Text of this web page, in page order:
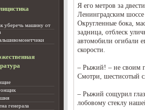
уберечь машину от
генерала
Я его метров за
Ленинградским
Округленные бока,
задница, отблеск
автомобили огибали
скорости.
– Рыжий! – не своим
Смотри, шестисотый
– Рыжий сощурил
лобовому стеклу